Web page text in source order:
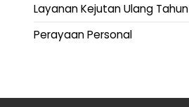
Layanan Kejutan Ulang Tahun
Perayaan Personal